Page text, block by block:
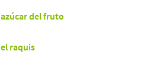
del fruto
raquis